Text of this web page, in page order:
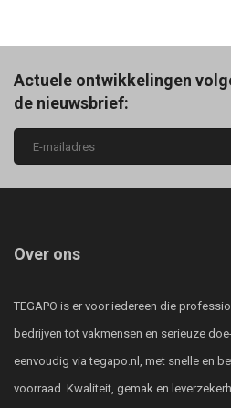
Actuele ontwikkelingen
de nieuwsbrief:
Over ons
TEGAPO is er voor iedereen die
bedrijven tot vakmensen en serieuze
eenvoudig via tegapo.nl, met snelle en
voorraad. Kwaliteit, gemak en